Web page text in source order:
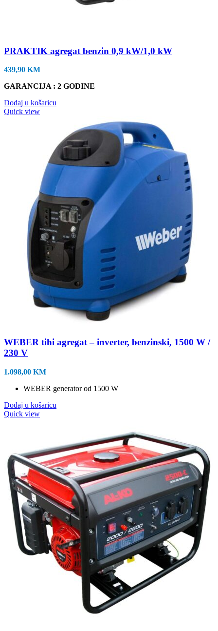
PRAKTIK agregat benzin 0,9 kW/1,0 kW
439,90 KM
GARANCIJA : 2 GODINE
Dodaj u košaricu
Quick view
WEBER tihi agregat – inverter, benzinski, 1500 W /
230 V
1.098,00 KM
WEBER generator od 1500 W
Dodaj u košaricu
Quick view